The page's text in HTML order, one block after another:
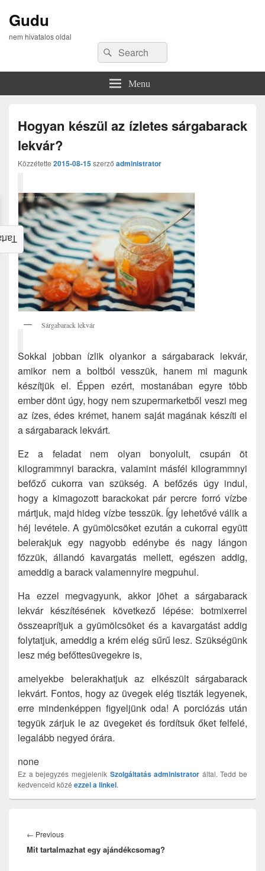
Gudu
nem hivatalos oldal
Search
for:
Search
Menu
Hogyan készül az ízletes sárgabarack
lekvár?
Közzétette 2015-08-15szerző administrator
Sárgabarack lekvár
Sokkal jobban ízlik olyankor a sárgabarack lekvár,
amikor nem a boltból vesszük, hanem mi magunk
készítjük el. Éppen ezért, mostanában egyre több
ember dönt úgy, hogy nem szupermarketből veszi meg
az ízes, édes krémet, hanem saját magának készíti el
a sárgabarack lekvárt.
Ez a feladat nem olyan bonyolult, csupán öt
kilogrammnyi barackra, valamint másfél kilogrammnyi
befőző cukorra van szükség. A befőzés úgy indul,
hogy a kimagozott barackokat pár percre forró vízbe
mártjuk, majd hideg vízbe tesszük. Így lehetővé válik a
héj levétele. A gyümölcsöket ezután a cukorral együtt
belerakjuk egy nagyobb edénybe és nagy lángon
főzzük, állandó kavargatás mellett, egészen addig,
ameddig a barack valamennyire megpuhul.
Ha ezzel megvagyunk, akkor jöhet a sárgabarack
lekvár készítésének következő lépése: botmixerrel
összeaprítjuk a gyümölcsöket és a kavargatást addig
folytatjuk, ameddig a krém elég sűrű lesz. Szükségünk
lesz még befőttesüvegekre is,
amelyekbe belerakhatjuk az elkészült sárgabarack
lekvárt. Fontos, hogy az üvegek elég tiszták legyenek,
erre mindenképpen figyeljünk oda! A porciózás után
tegyük zárjuk le az üvegeket és fordítsuk őket felfelé,
legalább negyed órára.
none
Ez a bejegyzés megjelenik Szolgáltatás administrator által. Tedd be
kedvenceid közé ezzel a linkel.
navigáció
← PreviousPrevious
post:
Mit tartalmazhat egy ajándékcsomag?